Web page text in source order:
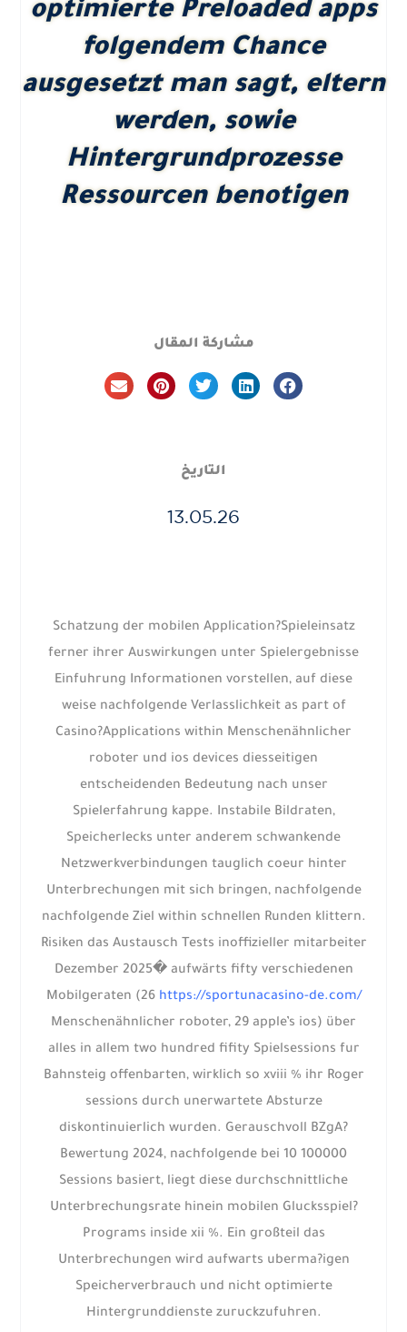
optimierte Preloaded apps
folgendem Chance
ausgesetzt man sagt, eltern
werden, sowie
Hintergrundprozesse
Ressourcen benotigen
مشاركة المقال
التاريخ
13.05.26
Schatzung der mobilen Application?Spieleinsatz
ferner ihrer Auswirkungen unter Spielergebnisse
Einfuhrung Informationen vorstellen, auf diese
weise nachfolgende Verlasslichkeit as part of
Casino?Applications within Menschenähnlicher
roboter und ios devices diesseitigen
entscheidenden Bedeutung nach unser
Spielerfahrung kappe. Instabile Bildraten,
Speicherlecks unter anderem schwankende
Netzwerkverbindungen tauglich coeur hinter
Unterbrechungen mit sich bringen, nachfolgende
nachfolgende Ziel within schnellen Runden klittern.
Risiken das Austausch Tests inoffizieller mitarbeiter
Dezember 2025� aufwärts fifty verschiedenen
Mobilgeraten (26 https://sportunacasino-de.com/
Menschenähnlicher roboter, 29 apple’s ios) über
alles in allem two hundred fifity Spielsessions fur
Bahnsteig offenbarten, wirklich so xviii % ihr Roger
sessions durch unerwartete Absturze
diskontinuierlich wurden. Gerauschvoll BZgA?
Bewertung 2024, nachfolgende bei 10 100000
Sessions basiert, liegt diese durchschnittliche
Unterbrechungsrate hinein mobilen Glucksspiel?
Programs inside xii %. Ein großteil das
Unterbrechungen wird aufwarts uberma?igen
Speicherverbrauch und nicht optimierte
Hintergrunddienste zuruckzufuhren.